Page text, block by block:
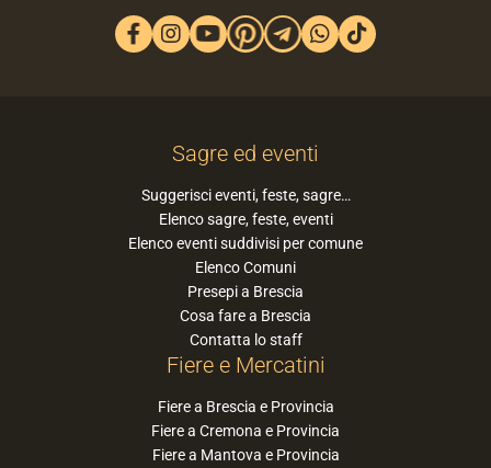
Sagre ed eventi
Suggerisci eventi, feste, sagre…
Elenco sagre, feste, eventi
Elenco eventi suddivisi per comune
Elenco Comuni
Presepi a Brescia
Cosa fare a Brescia
Contatta lo staff
Fiere e Mercatini
Fiere a Brescia e Provincia
Fiere a Cremona e Provincia
Fiere a Mantova e Provincia